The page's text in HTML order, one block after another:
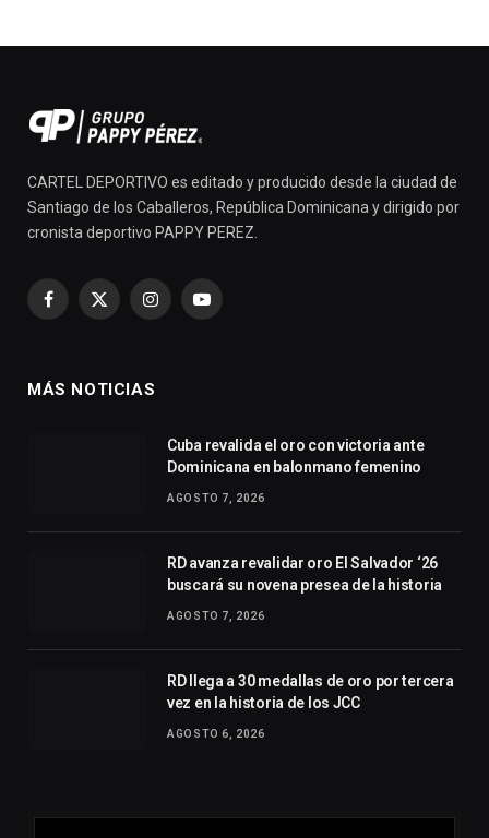
CARTEL DEPORTIVO es editado y producido desde la ciudad de
Santiago de los Caballeros, República Dominicana y dirigido por
cronista deportivo PAPPY PEREZ.
Facebook
X
InstagramYouTube
MÁS NOTICIAS
Cuba revalida el oro con victoria ante
Dominicana en balonmano femenino
AGOSTO 7, 2026
RD avanza revalidar oro El Salvador ‘26
buscará su novena presea de la historia
AGOSTO 7, 2026
RD llega a 30 medallas de oro por tercera
vez en la historia de los JCC
AGOSTO 6, 2026